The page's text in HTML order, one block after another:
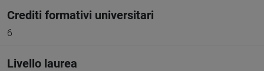
Crediti formativi universitari
6
Livello laurea